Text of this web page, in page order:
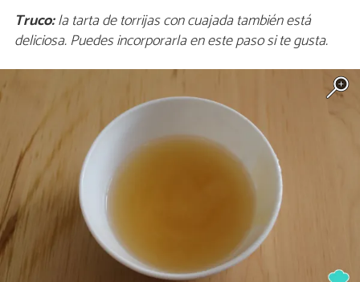
Truco:la tarta de torrijas con cuajada también está
deliciosa. Puedes incorporarla en este paso si te gusta.